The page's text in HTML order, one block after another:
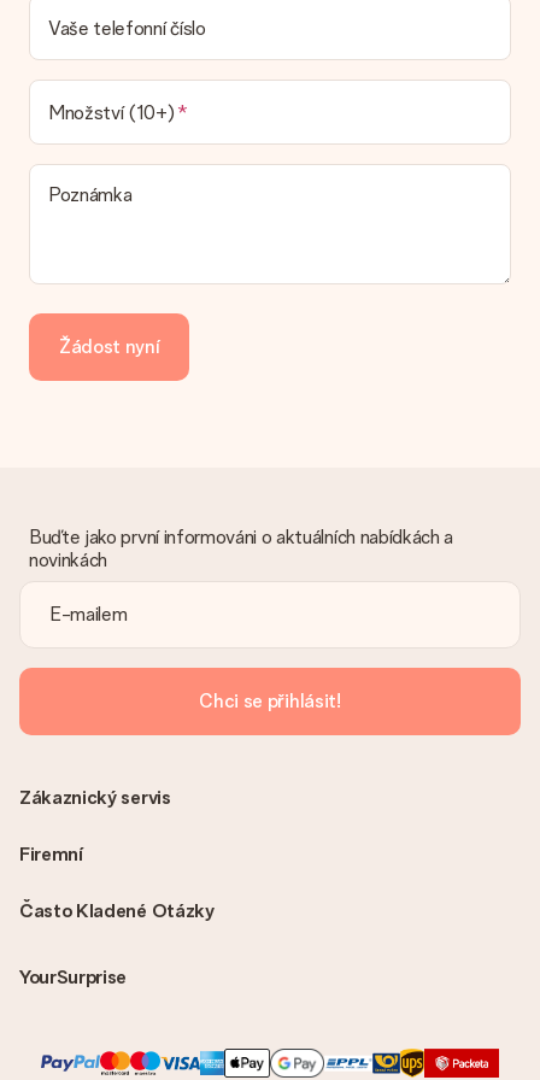
S objednávkou není odeslána žádná faktura. Fakturu obdržíte
vždy v potvrzovacím e-mailu a vždy ji najdete ve svém účtu
Vaše telefonní číslo
Množství (10+)
Poznámka
Žádost nyní
Buďte jako první informováni o aktuálních nabídkách a
novinkách
Chci se přihlásit!
Často Kladené Otázky
YourSurprise
Zákaznický servis
Firemní